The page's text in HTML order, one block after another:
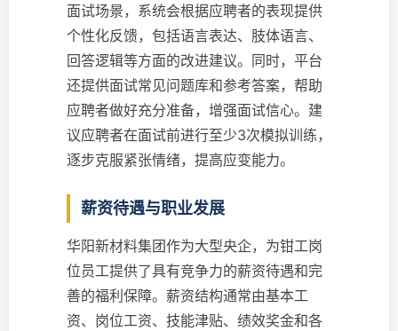
面试场景，系统会根据应聘者的表现提供
个性化反馈，包括语言表达、肢体语言、
回答逻辑等方面的改进建议。同时，平台
还提供面试常见问题库和参考答案，帮助
应聘者做好充分准备，增强面试信心。建
议应聘者在面试前进行至少3次模拟训练，
逐步克服紧张情绪，提高应变能力。
薪资待遇与职业发展
华阳新材料集团作为大型央企，为钳工岗
位员工提供了具有竞争力的薪资待遇和完
善的福利保障。薪资结构通常由基本工
资、岗位工资、技能津贴、绩效奖金和各